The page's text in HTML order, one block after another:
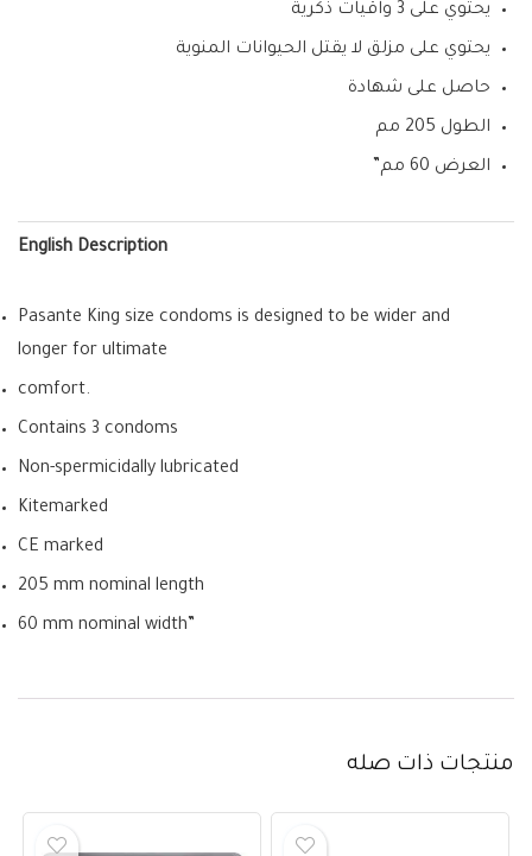
يحتوي على 3 واقيات ذكرية
يحتوي على مزلق لا يقتل الحيوانات المنوية
حاصل على شهادة
الطول 205 مم
العرض 60 مم”
English Description
Pasante King size condoms is designed to be wider and
longer for ultimate
comfort.
Contains 3 condoms
Non-spermicidally lubricated
Kitemarked
CE marked
205 mm nominal length
60 mm nominal width”
منتجات ذات صله